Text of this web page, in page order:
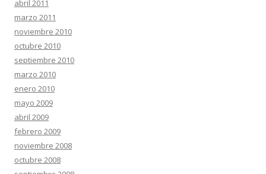
abril 2011
marzo 2011
noviembre 2010
octubre 2010
septiembre 2010
marzo 2010
enero 2010
mayo 2009
abril 2009
febrero 2009
noviembre 2008
octubre 2008